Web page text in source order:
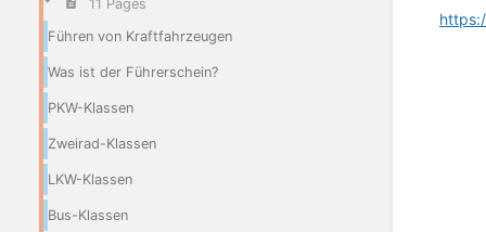
11 Pages
Führen von Kraftfahrzeugen
Was ist der Führerschein?
PKW-Klassen
Zweirad-Klassen
LKW-Klassen
Bus-Klassen